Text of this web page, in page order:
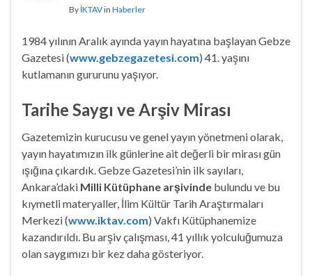
By İKTAVin Haberler
1984 yılının Aralık ayında yayın hayatına başlayan Gebze
Gazetesi (www.gebzegazetesi.com) 41. yaşını
kutlamanın gururunu yaşıyor.
Tarihe Saygı ve Arşiv Mirası
Gazetemizin kurucusu ve genel yayın yönetmeni olarak,
yayın hayatımızın ilk günlerine ait değerli bir mirası gün
ışığına çıkardık. Gebze Gazetesi’nin ilk sayıları,
Ankara’daki Milli Kütüphane arşivinde bulundu ve bu
kıymetli materyaller, İlim Kültür Tarih Araştırmaları
Merkezi (www.iktav.com) Vakfı Kütüphanemize
kazandırıldı. Bu arşiv çalışması, 41 yıllık yolculuğumuza
olan saygımızı bir kez daha gösteriyor.